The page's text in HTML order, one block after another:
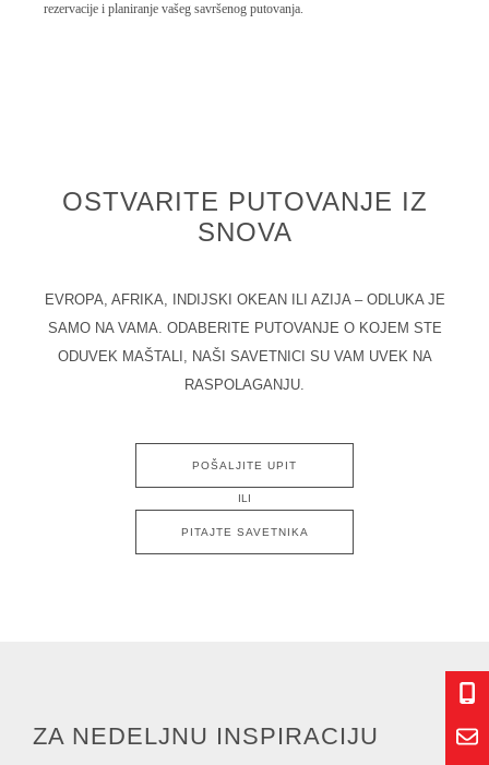
rezervacije i planiranje vašeg savršenog putovanja.
OSTVARITE PUTOVANJE IZ
SNOVA
EVROPA, AFRIKA, INDIJSKI OKEAN ILI AZIJA – ODLUKA JE
SAMO NA VAMA. ODABERITE PUTOVANJE O KOJEM STE
ODUVEK MAŠTALI, NAŠI SAVETNICI SU VAM UVEK NA
RASPOLAGANJU.
POŠALJITE UPIT
ILI
PITAJTE SAVETNIKA
ZA NEDELJNU INSPIRACIJU